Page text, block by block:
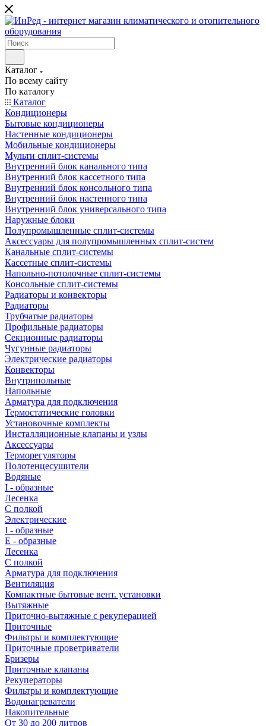
Каталог
По всему сайту
По каталогу
Каталог
Кондиционеры
Бытовые кондиционеры
Настенные кондиционеры
Мобильные кондиционеры
Мульти сплит-системы
Внутренний блок канального типа
Внутренний блок кассетного типа
Внутренний блок консольного типа
Внутренний блок настенного типа
Внутренний блок универсального типа
Наружные блоки
Полупромышленные сплит-системы
Аксессуары для полупромышленных сплит-систем
Канальные сплит-системы
Кассетные сплит-системы
Напольно-потолочные сплит-системы
Консольные сплит-системы
Радиаторы и конвекторы
Радиаторы
Трубчатые радиаторы
Профильные радиаторы
Секционные радиаторы
Чугунные радиаторы
Электрические радиаторы
Конвекторы
Внутрипольные
Напольные
Арматура для подключения
Термостатические головки
Установочные комплекты
Инсталляционные клапаны и узлы
Аксессуары
Терморегуляторы
Полотенцесушители
Водяные
I - образные
Лесенка
С полкой
Электрические
I - образные
E - образные
Лесенка
С полкой
Арматура для подключения
Вентиляция
Компактные бытовые вент. установки
Вытяжные
Приточно-вытяжные с рекуперацией
Приточные
Фильтры и комплектующие
Приточные проветриватели
Бризеры
Приточные клапаны
Рекуператоры
Фильтры и комплектующие
Водонагреватели
Накопительные
От 30 до 200 литров